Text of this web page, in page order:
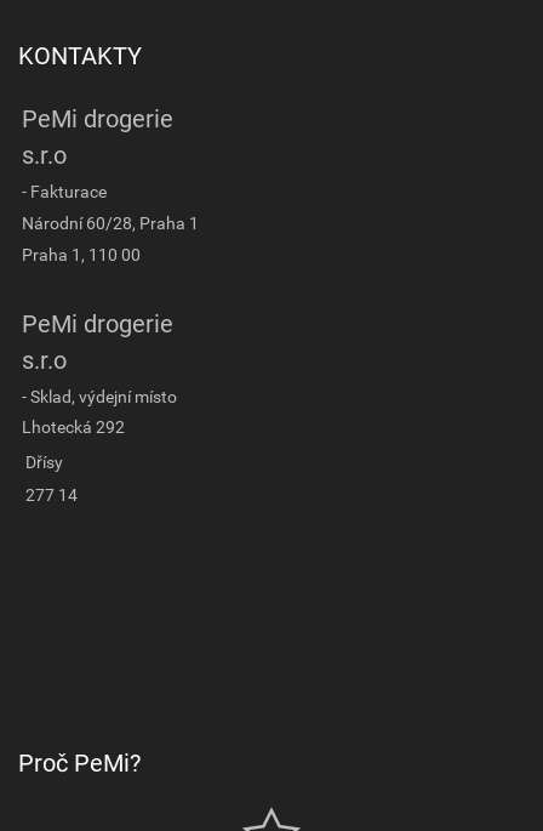
KONTAKTY
PeMi drogerie
s.r.o
- Fakturace
Národní 60/28, Praha 1
Praha 1, 110 00
PeMi drogerie
s.r.o
- Sklad, výdejní místo
Lhotecká 292
Dřísy
277 14
Proč PeMi?